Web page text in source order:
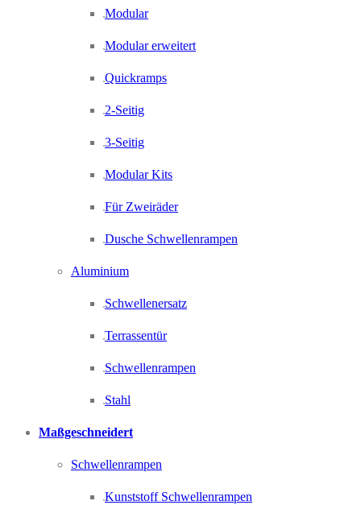
Modular
Modular erweitert
Quickramps
2-Seitig
3-Seitig
Modular Kits
Für Zweiräder
Dusche Schwellenrampen
Aluminium
Schwellenersatz
Terrassentür
Schwellenrampen
Stahl
Maßgeschneidert
Schwellenrampen
Kunststoff Schwellenrampen